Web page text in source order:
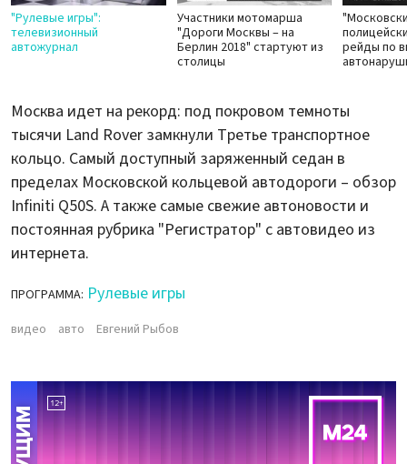
"Рулевые игры":
телевизионный
автожурнал
Участники мотомарша
"Дороги Москвы – на
Берлин 2018" стартуют из
столицы
рейды по
Москва идет на рекорд: под покровом темноты
тысячи Land Rover замкнули Третье транспортное
кольцо. Самый доступный заряженный седан в
пределах Московской кольцевой автодороги – обзор
Infiniti Q50S. А также самые свежие автоновости и
постоянная рубрика "Регистратор" с автовидео из
интернета.
ПРОГРАММА: Рулевые игры
видео авто Евгений Рыбов